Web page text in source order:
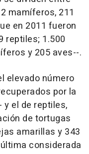
mamíferos, 211
en 2011 fueron
reptiles; 1.500
y 205 aves--.
elevado número
por la
y el de reptiles,
de tortugas
amarillas y 343
considerada